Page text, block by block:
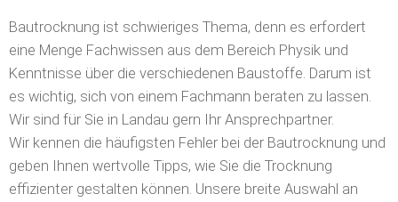
Bautrocknung ist schwieriges Thema, denn es erfordert
eine Menge Fachwissen aus dem Bereich Physik und
Kenntnisse über die verschiedenen Baustoffe. Darum ist
es wichtig, sich von einem Fachmann beraten zu lassen.
Wir sind für Sie in Landau gern Ihr Ansprechpartner.
Wir kennen die häufigsten Fehler bei der Bautrocknung und
geben Ihnen wertvolle Tipps, wie Sie die Trocknung
effizienter gestalten können. Unsere breite Auswahl an